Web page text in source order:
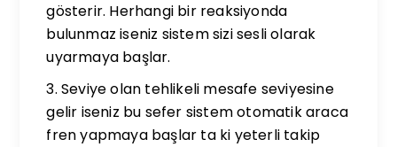
gösterir. Herhangi bir reaksiyonda
bulunmaz iseniz sistem sizi sesli olarak
uyarmaya başlar.
3. Seviye olan tehlikeli mesafe seviyesine
gelir iseniz bu sefer sistem otomatik araca
fren yapmaya başlar ta ki yeterli takip